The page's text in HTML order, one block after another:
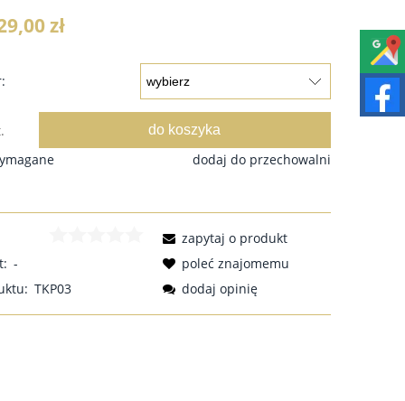
zł
do koszyka
dodaj do przechowalni
-
TKP03
zapytaj o produkt
poleć znajomemu
dodaj opinię